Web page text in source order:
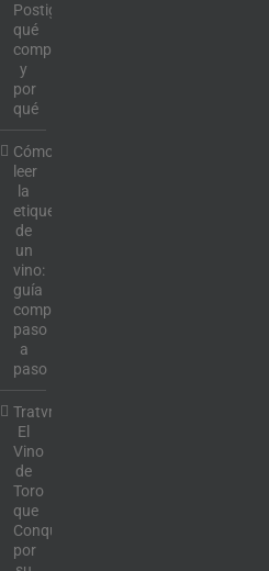
Postigo:
qué
comprar
y
por
qué
Cómo
leer
la
etiqueta
de
un
vino:
guía
completa
paso
a
paso
Tratvm:
El
Vino
de
Toro
que
Conquista
por